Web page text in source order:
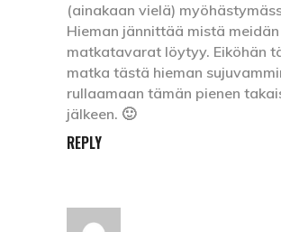
(ainakaan vielä)
Hieman jännittää mistä meidän
matkatavarat löytyy. Eiköhän
matka tästä hieman
rullaamaan tämän pienen
jälkeen. 🙂
REPLY